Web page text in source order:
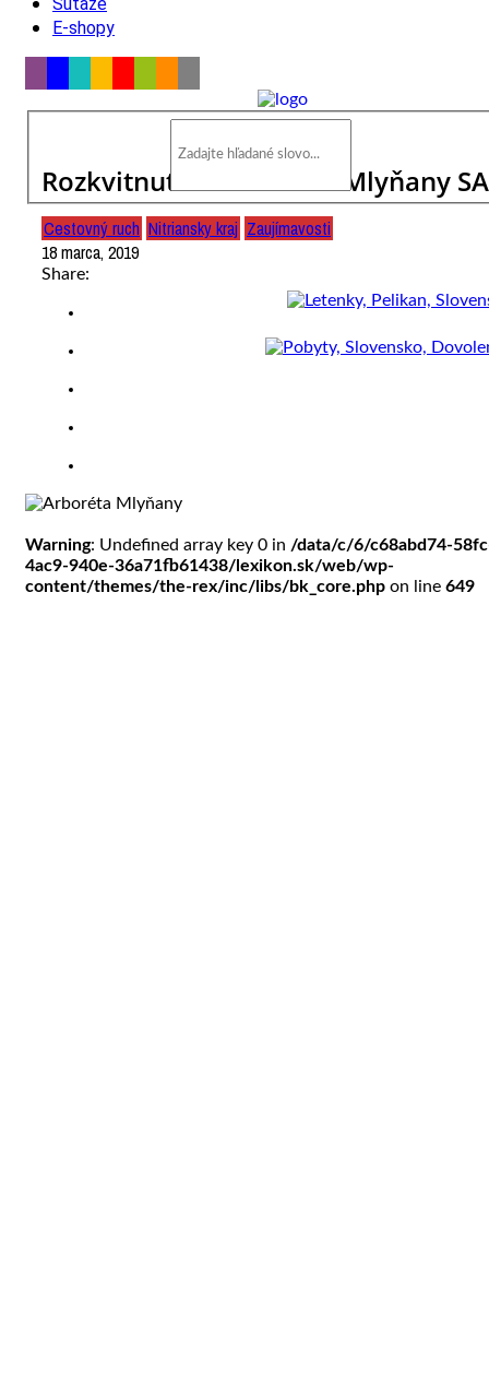
E-shopy
Rozkvitnuté Arborétum Mlyňany
Cestovný ruch Nitriansky kraj Zaujímavosti
18 marca, 2019
Share:
Warning: Undefined array key 0 in /data/c/6/c68abd74-
4ac9-940e-36a71fb61438/lexikon.sk/web/wp-
content/themes/the-rex/inc/libs/bk_core.php on line 649